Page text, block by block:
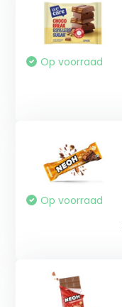
Op voorraad
Op voorraad